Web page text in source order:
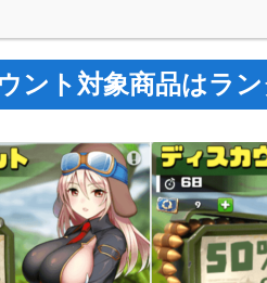
ント対象商品はラ